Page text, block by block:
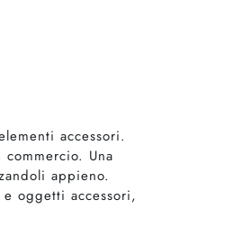
accessori.
Una
appieno.
oggetti accessori,